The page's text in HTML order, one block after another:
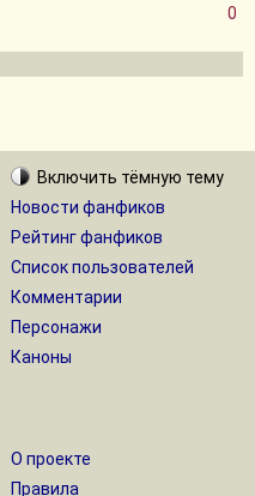
0
Включить тёмную тему
Новости фанфиков
Рейтинг фанфиков
Список пользователей
Комментарии
Персонажи
Каноны
О проекте
Правила